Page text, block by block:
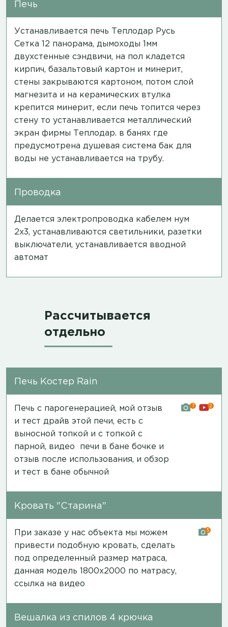
Печь
Устанавливается печь Теплодар Русь
Сетка 12 панорама, дымоходы 1мм
двухстенные сэндвичи, на пол кладется
кирпич, базальтовый картон и минерит,
стены закрываются картоном, потом слой
магнезита и на керамических втулка
крепится минерит, если печь топится через
стену то устанавливается металлический
экран фирмы Теплодар. в банях где
предусмотрена душевая система бак для
воды не устанавливается на трубу.
Проводка
Делается электропроводка кабелем нум
2х3, устанавливаются светильники, разетки
выключатели, устанавливается вводной
автомат
Рассчитывается
отдельно
Печь Костер Rain
Печь с парогенерацией, мой отзыв
и тест драйв этой печи, есть с
выносной топкой и с топкой с
парной, видео печи в бане бочке и
отзыв после использования, и обзор
и тест в бане обычной
7 2
Кровать "Старина"
При заказе у нас объекта мы можем
привести подобную кровать, сделать
под определенный размер матраса,
данная модель 1800х2000 по матрасу,
ссылка на видео
5
Вешалка из спилов 4 крючка